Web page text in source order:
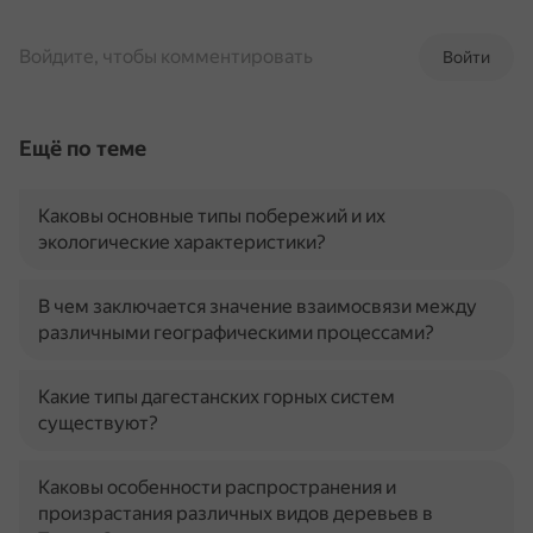
Войти
Войдите, чтобы комментировать
Ещё по теме
Каковы основные типы побережий и их
экологические характеристики?
В чем заключается значение взаимосвязи между
различными географическими процессами?
Какие типы дагестанских горных систем
существуют?
Каковы особенности распространения и
произрастания различных видов деревьев в